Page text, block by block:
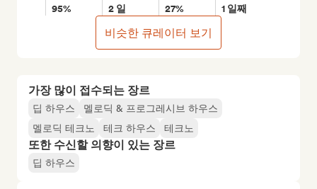
가장 많이 접수되는 장르
딥 하우스
멜로딕 & 프로그레시브 하우스
멜로딕 테크노
테크 하우스 테크노
또한 수신할 의향이 있는 장르
딥 하우스
95% 2 일 27% 1 일째
비슷한 큐레이터 보기